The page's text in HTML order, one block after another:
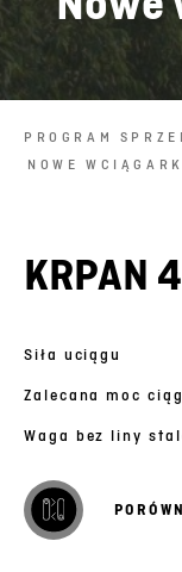
PROGRAM
NOWE
KRPAN
Siła uciągu
Zalecana moc
Waga bez liny